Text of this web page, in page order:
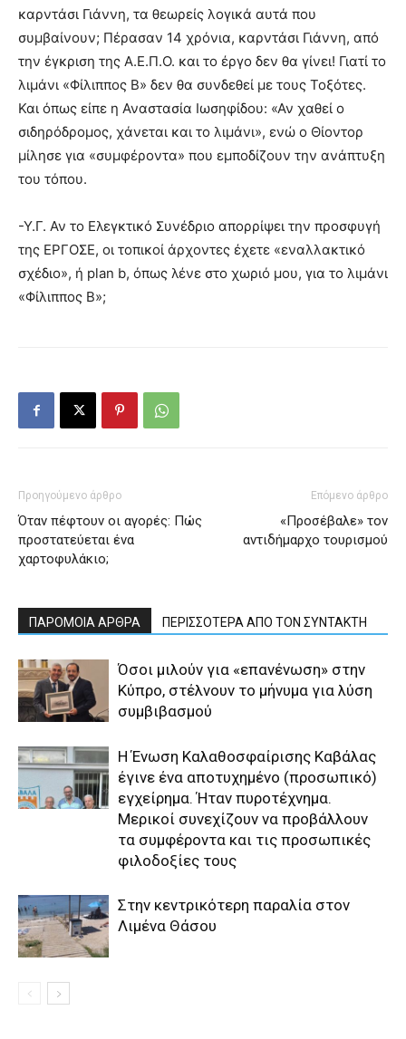
καρντάσι Γιάννη, τα θεωρείς λογικά αυτά που
συμβαίνουν; Πέρασαν 14 χρόνια, καρντάσι Γιάννη, από
την έγκριση της Α.Ε.Π.Ο. και το έργο δεν θα γίνει! Γιατί το
λιμάνι «Φίλιππος Β» δεν θα συνδεθεί με τους Τοξότες.
Και όπως είπε η Αναστασία Ιωσηφίδου: «Αν χαθεί ο
σιδηρόδρομος, χάνεται και το λιμάνι», ενώ ο Θίοντορ
μίλησε για «συμφέροντα» που εμποδίζουν την ανάπτυξη
του τόπου.
-Υ.Γ. Αν το Ελεγκτικό Συνέδριο απορρίψει την προσφυγή
της ΕΡΓΟΣΕ, οι τοπικοί άρχοντες έχετε «εναλλακτικό
σχέδιο», ή plan b, όπως λένε στο χωριό μου, για το λιμάνι
«Φίλιππος Β»;
Προηγούμενο άρθρο
Όταν πέφτουν οι αγορές: Πώς
προστατεύεται ένα
χαρτοφυλάκιο;
Επόμενο άρθρο
«Προσέβαλε» τον
αντιδήμαρχο τουρισμού
ΠΑΡΟΜΟΙΑ ΑΡΘΡΑ ΠΕΡΙΣΣΟΤΕΡΑ ΑΠΟ ΤΟΝ ΣΥΝΤΑΚΤΗ
Όσοι μιλούν για «επανένωση» στην
Κύπρο, στέλνουν το μήνυμα για λύση
συμβιβασμού
Η Ένωση Καλαθοσφαίρισης Καβάλας
έγινε ένα αποτυχημένο (προσωπικό)
εγχείρημα. Ήταν πυροτέχνημα.
Μερικοί συνεχίζουν να προβάλλουν
τα συμφέροντα και τις προσωπικές
φιλοδοξίες τους
Στην κεντρικότερη παραλία στον
Λιμένα Θάσου